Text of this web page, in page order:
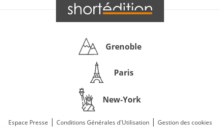
Grenoble
Paris
New-York
Espace Presse | Conditions Générales d'Utilisation| Gestion des cookies